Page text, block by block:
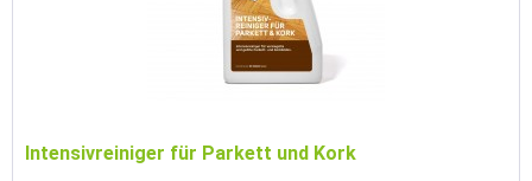
Intensivreiniger für Parkett und Kork